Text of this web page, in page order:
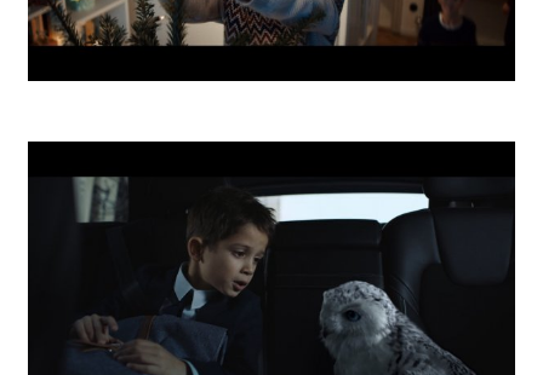
SLSP Xmas Star